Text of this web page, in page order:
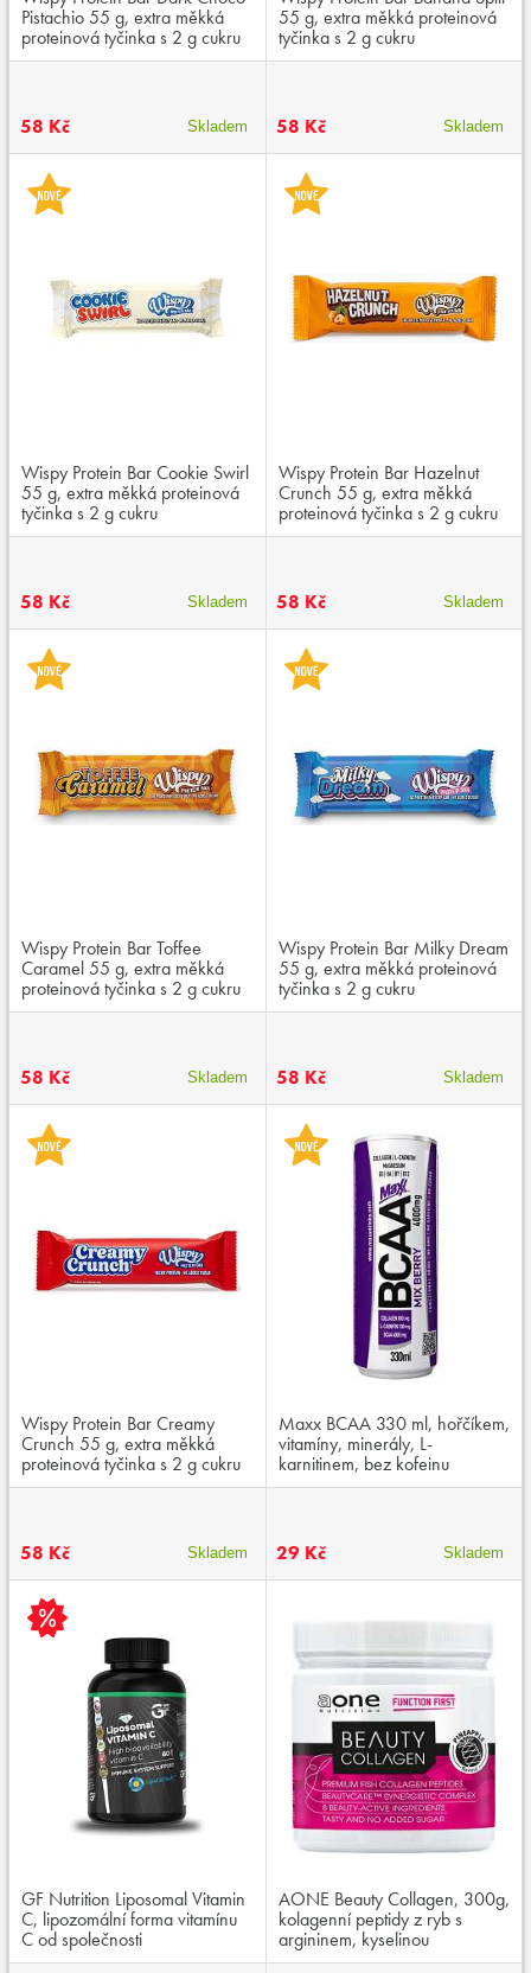
Pistachio 55 g, extra měkká
proteinová tyčinka s 2 g cukru
58 Kč Skladem
55 g, extra měkká proteinová
tyčinka s 2 g cukru
58 Kč Skladem
Wispy Protein Bar Cookie Swirl
55 g, extra měkká proteinová
tyčinka s 2 g cukru
58 Kč Skladem
Wispy Protein Bar Hazelnut
Crunch 55 g, extra měkká
proteinová tyčinka s 2 g cukru
58 Kč Skladem
Wispy Protein Bar Toffee
Caramel 55 g, extra měkká
proteinová tyčinka s 2 g cukru
58 Kč Skladem
Wispy Protein Bar Milky Dream
55 g, extra měkká proteinová
tyčinka s 2 g cukru
58 Kč Skladem
Wispy Protein Bar Creamy
Crunch 55 g, extra měkká
proteinová tyčinka s 2 g cukru
58 Kč Skladem
Maxx BCAA 330 ml, hořčíkem,
vitamíny, minerály, L-
karnitinem, bez kofeinu
29 Kč Skladem
GF Nutrition Liposomal Vitamin
C, lipozomální forma vitamínu
C od společnosti
LipoCellTech™
AONE Beauty Collagen, 300g,
kolagenní peptidy z ryb s
argininem, kyselinou
hyaluronovou, vitaminem C a